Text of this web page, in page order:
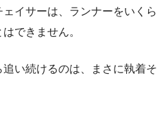
イサーは、ランナーをいくら
できません。
い続けるのは、まさに執着そ